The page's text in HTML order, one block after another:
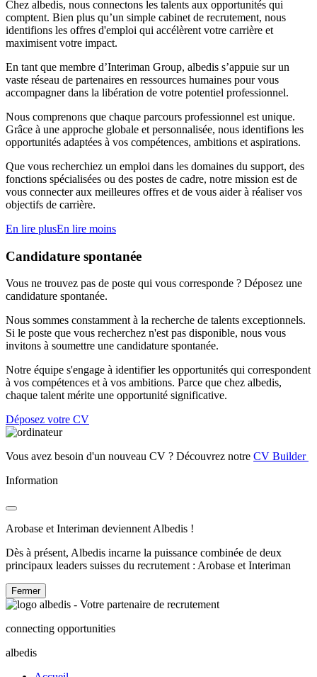
Chez albedis, nous connectons les talents aux opportunités qui
comptent. Bien plus qu’un simple cabinet de recrutement, nous
identifions les offres d'emploi qui accélèrent votre carrière et
maximisent votre impact.
En tant que membre d’Interiman Group, albedis s’appuie sur un
vaste réseau de partenaires en ressources humaines pour vous
accompagner dans la libération de votre potentiel professionnel.
Nous comprenons que chaque parcours professionnel est unique.
Grâce à une approche globale et personnalisée, nous identifions les
opportunités adaptées à vos compétences, ambitions et aspirations.
Que vous recherchiez un emploi dans les domaines du support, des
fonctions spécialisées ou des postes de cadre, notre mission est de
vous connecter aux meilleures offres et de vous aider à réaliser vos
objectifs de carrière.
En lire plusEn lire moins
Candidature spontanée
Vous ne trouvez pas de poste qui vous corresponde ? Déposez une
candidature spontanée.
Nous sommes constamment à la recherche de talents exceptionnels.
Si le poste que vous recherchez n'est pas disponible, nous vous
invitons à soumettre une candidature spontanée.
Notre équipe s'engage à identifier les opportunités qui correspondent
à vos compétences et à vos ambitions. Parce que chez albedis,
chaque talent mérite une opportunité significative.
Déposez votre CV
Vous avez besoin d'un nouveau CV ? Découvrez notre CV Builder
Information
Arobase et Interiman deviennent Albedis !
Dès à présent, Albedis incarne la puissance combinée de deux
principaux leaders suisses du recrutement : Arobase et Interiman
Fermer
connecting opportunities
albedis